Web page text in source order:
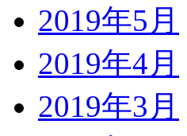
2019年5月
2019年4月
2019年3月